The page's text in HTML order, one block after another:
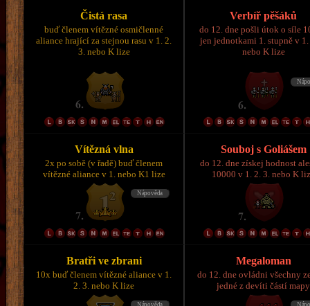
Čistá rasa
buď členem vítězné osmičlenné
aliance hrající za stejnou rasu v 1. 2.
3. nebo K lize
Verbíř pěšáků
do 12. dne pošli útok o síle
jen jednotkami 1. stupně v 1.
nebo K lize
Vítězná vlna
2x po sobě (v řadě) buď členem
vítězné aliance v 1. nebo K1 lize
Souboj s Goliášem
do 12. dne získej hodnost
10000 v 1. 2. 3. nebo K
Bratři ve zbrani
10x buď členem vítězné aliance v 1.
2. 3. nebo K lize
Megaloman
do 12. dne ovládni všechny
jedné z devíti částí mapy